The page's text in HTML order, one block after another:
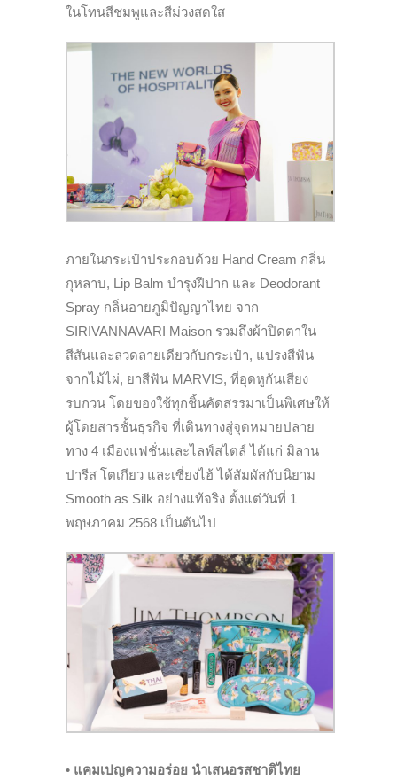
ในโทนสีชมพูและสีม่วงสดใส
ภายในกระเป๋าประกอบด้วย Hand Cream กลิ่น
กุหลาบ, Lip Balm บำรุงฝีปาก และ Deodorant
Spray กลิ่นอายภูมิปัญญาไทย จาก
SIRIVANNAVARI Maison รวมถึงผ้าปิดตาใน
สีสันและลวดลายเดียวกับกระเป๋า, แปรงสีฟัน
จากไม้ไผ่, ยาสีฟัน MARVIS, ที่อุดหูกันเสียง
รบกวน โดยของใช้ทุกชิ้นคัดสรรมาเป็นพิเศษให้
ผู้โดยสารชั้นธุรกิจ ที่เดินทางสู่จุดหมายปลาย
ทาง 4 เมืองแฟชั่นและไลฟ์สไตล์ ได้แก่ มิลาน
ปารีส โตเกียว และเซี่ยงไฮ้ ได้สัมผัสกับนิยาม
Smooth as Silk อย่างแท้จริง ตั้งแต่วันที่ 1
พฤษภาคม 2568 เป็นต้นไป
• แคมเปญความอร่อย นำเสนอรสชาติไทย